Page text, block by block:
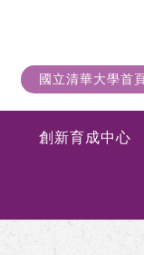
國立清華大學首
創新育成中心